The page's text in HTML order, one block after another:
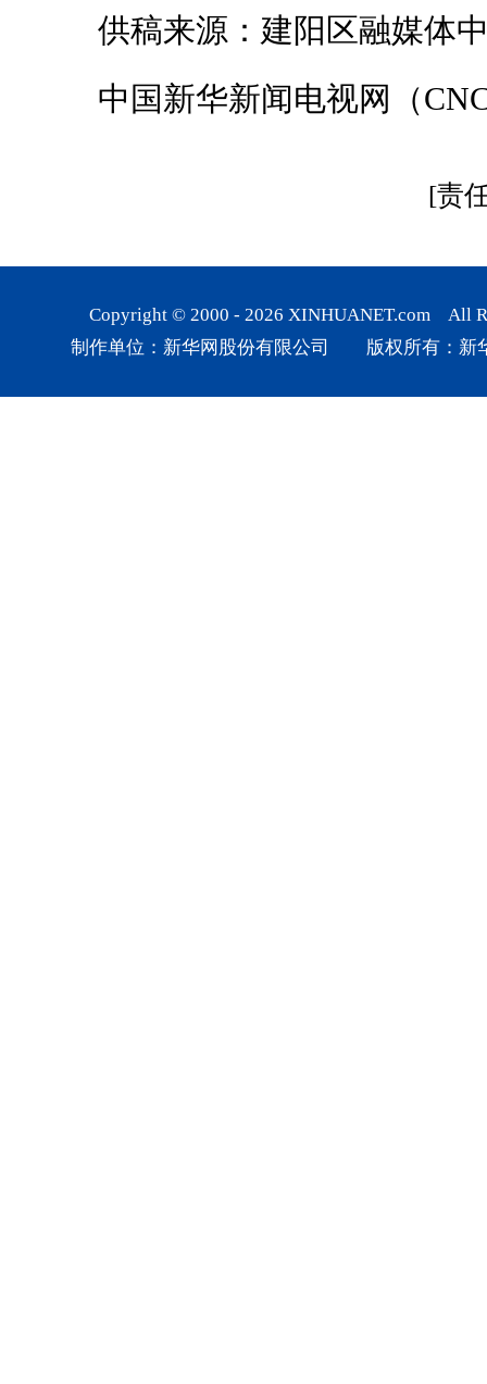
供稿来源：建阳区融媒体
中国新华新闻电视网（
[责
Copyright © 2000 - 2026 XINHUANET.com All
制作单位：新华网股份有限公司 版权所有：新